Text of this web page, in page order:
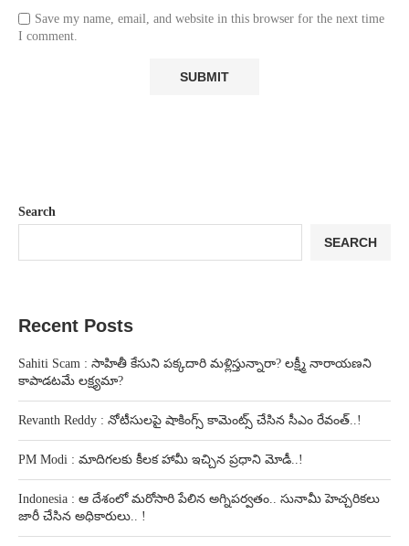
Save my name, email, and website in this browser for the next time
I comment.
Search
SEARCH
Recent Posts
Sahiti Scam : సాహితీ కేసుని పక్కదారి మళ్లిస్తున్నారా? లక్ష్మీ నారాయణని
కాపాడటమే లక్ష్యమా?
Revanth Reddy : నోటీసులపై షాకింగ్స్ కామెంట్స్ చేసిన సీఎం రేవంత్..!
PM Modi : మాదిగలకు కీలక హామీ ఇచ్చిన ప్రధాని మోడీ..!
Indonesia : ఆ దేశంలో మరోసారి పేలిన అగ్నిపర్వతం.. సునామీ హెచ్చరికలు
జారీ చేసిన అధికారులు.. !